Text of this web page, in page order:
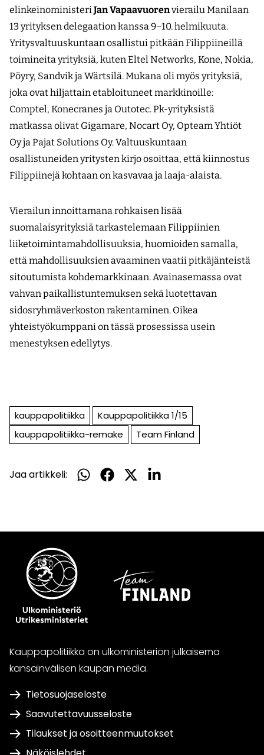
elinkeinoministeriJan Vapaavuorenvierailu Manilaan
13 yrityksen delegaation kanssa 9–10. helmikuuta.
Yritysvaltuuskuntaan osallistui pitkään Filippiineillä
toimineita yrityksiä, kuten Eltel Networks, Kone, Nokia,
Pöyry, Sandvik ja Wärtsilä. Mukana oli myös yrityksiä,
joka ovat hiljattain etabloituneet markkinoille:
Comptel, Konecranes ja Outotec. Pk-yrityksistä
matkassa olivat Gigamare, Nocart Oy, Opteam Yhtiöt
Oy ja Pajat Solutions Oy. Valtuuskuntaan
osallistuneiden yritysten kirjo osoittaa, että kiinnostus
Filippiinejä kohtaan on kasvavaa ja laaja-alaista.
Vierailun innoittamana rohkaisen lisää
suomalaisyrityksiä tarkastelemaan Filippiinien
liiketoimintamahdollisuuksia, huomioiden samalla,
että mahdollisuuksien avaaminen vaatii pitkäjänteistä
sitoutumista kohdemarkkinaan. Avainasemassa ovat
vahvan paikallistuntemuksen sekä luotettavan
sidosryhmäverkoston rakentaminen. Oikea
yhteistyökumppani on tässä prosessissa usein
menestyksen edellytys.
kauppapolitiikka
Kauppapolitiikka 1/15
kauppapolitiikka-remake
Team Finland
Jaa artikkeli:
Jaa
Jaa
Jaa
Jaa
Kauppapolitiikka on ulkoministeriön julkaisema
kansainvälisen kaupan media.
Tietosuojaseloste
Saavutettavuusseloste
Tilaukset ja osoitteenmuutokset